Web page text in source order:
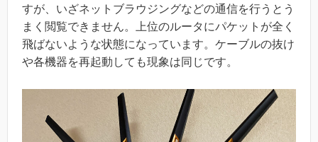
すが、いざネットブラウジングなどの通信を行うとう
まく閲覧できません。上位のルータにパケットが全く
飛ばないような状態になっています。ケーブルの抜け
や各機器を再起動しても現象は同じです。